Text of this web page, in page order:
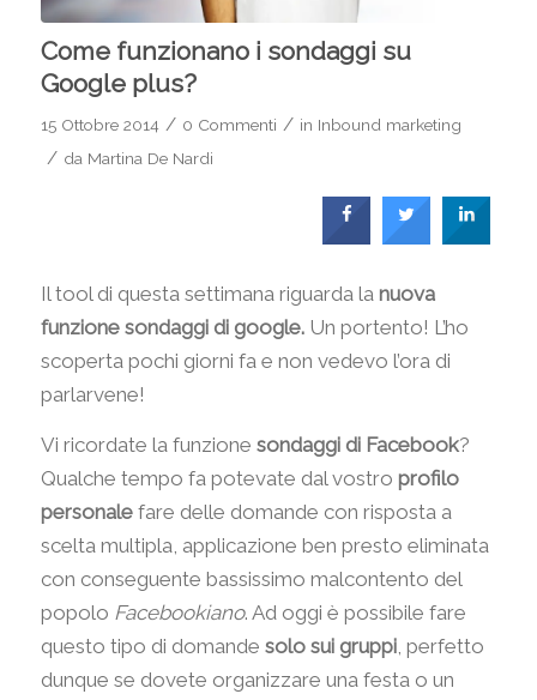
Come funzionano i sondaggi su
Google plus?
15 Ottobre 2014 / 0 Commenti / in Inbound marketing
/ da Martina De Nardi
Il tool di questa settimana riguarda la nuova
funzione sondaggi di google.Un portento! L’ho
scoperta pochi giorni fa e non vedevo l’ora di
parlarvene!
Vi ricordate la funzione sondaggi di Facebook?
Qualche tempo fa potevate dal vostro profilo
personalefare delle domande con risposta a
scelta multipla, applicazione ben presto eliminata
con conseguente bassissimo malcontento del
popolo Facebookiano. Ad oggi è possibile fare
questo tipo di domande solo sui gruppi, perfetto
dunque se dovete organizzare una festa o un